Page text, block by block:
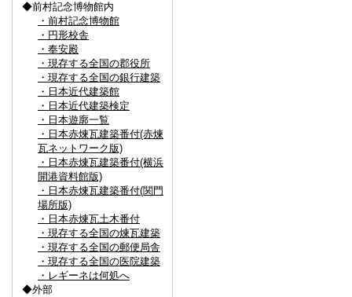
◆前村記念博物館内
・前村記念博物館
・円形校舎
・奉安殿
・現存する全国の郡役所
・現存する全国の銀行建築
・日本近代建築館
・日本近代建築検定
・日本遊廓一覧
・日本赤煉瓦建築番付(赤煉
瓦ネットワーク版)
・日本赤煉瓦建築番付(横浜
開港資料館版)
・日本赤煉瓦建築番付(関門
場所版)
・日本赤煉瓦土木番付
・現存する全国の煉瓦建築
・現存する全国の郵便局舎
・現存する全国の医院建築
・レギーネは何処へ
◆外部